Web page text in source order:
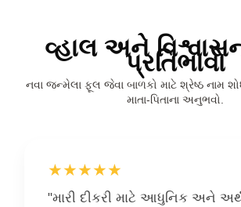
વ્હાલ અનેપ્રતિભાવો
નવા જન્મેલા ફૂલ જેવા બાળકો માટે શ્રેષ્ઠ નામ
માતા-પિતાના અનુભવો.
★★★★★
"મારી દીકરી માટે આધુનિક અને